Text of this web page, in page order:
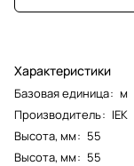
Характеристики
Базовая единица: м
Производитель: IEK
Высота, мм: 55
Высота, мм: 55